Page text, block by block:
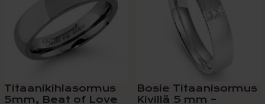
Titaanikihlasormus
5mm, Beat of Love
tuotteen
sivulla.
Bosie Titaanisormus
Kivillä 5 mm –